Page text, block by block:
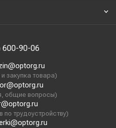
600-90-06
закупка товара)
общие вопросы)
по трудоустройству)